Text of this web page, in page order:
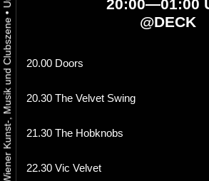
•
20:00—01:00
@DECK
20.00 Doors
20.30 The Velvet Swing
21.30 The Hobknobs
22.30 Vic Velvet